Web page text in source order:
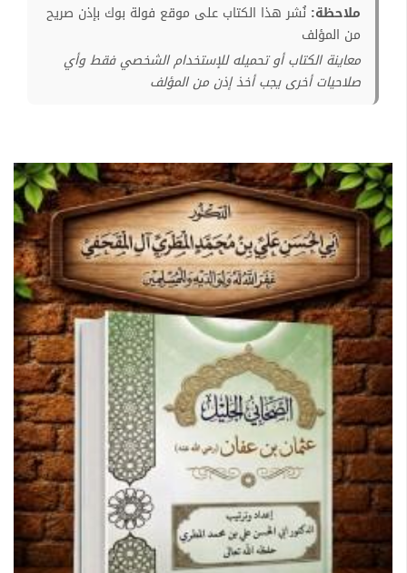
ملاحظة: نُشر هذا الكتاب على موقع فولة بوك بإذن صريح
من المؤلف
معاينة الكتاب أو تحميله للإستخدام الشخصي فقط وأي
صلاحيات أخرى يجب أخذ إذن من المؤلف